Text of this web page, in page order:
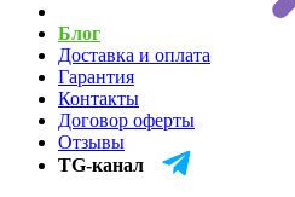
Блог
Доставка и оплата
Гарантия
Контакты
Договор оферты
Отзывы
TG-канал